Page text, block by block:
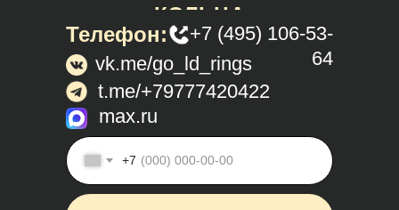
КОЛЬЦА
Телефон:
+7 (495) 106-53-
64
vk.me/go_ld_rings
t.me/+79777420422
max.ru
+7